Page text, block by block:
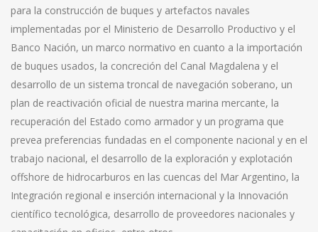
para la construcción de buques y artefactos navales
implementadas por el Ministerio de Desarrollo Productivo y el
Banco Nación, un marco normativo en cuanto a la importación
de buques usados, la concreción del Canal Magdalena y el
desarrollo de un sistema troncal de navegación soberano, un
plan de reactivación oficial de nuestra marina mercante, la
recuperación del Estado como armador y un programa que
prevea preferencias fundadas en el componente nacional y en el
trabajo nacional, el desarrollo de la exploración y explotación
offshore de hidrocarburos en las cuencas del Mar Argentino, la
Integración regional e inserción internacional y la Innovación
científico tecnológica, desarrollo de proveedores nacionales y